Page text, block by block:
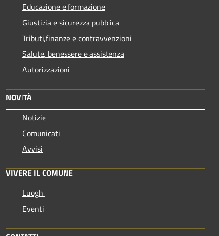
Educazione e formazione
Giustizia e sicurezza pubblica
Tributi,finanze e contravvenzioni
Salute, benessere e assistenza
Autorizzazioni
NOVITÀ
Notizie
Comunicati
Avvisi
VIVERE IL COMUNE
Luoghi
Eventi